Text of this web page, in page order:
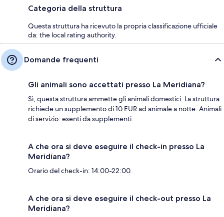
Categoria della struttura
Questa struttura ha ricevuto la propria classificazione ufficiale
da: the local rating authority.
Domande frequenti
Gli animali sono accettati presso La Meridiana?
Sì, questa struttura ammette gli animali domestici. La struttura
richiede un supplemento di 10 EUR ad animale a notte. Animali
di servizio: esenti da supplementi.
A che ora si deve eseguire il check-in presso La
Meridiana?
Orario del check-in: 14:00-22:00.
A che ora si deve eseguire il check-out presso La
Meridiana?